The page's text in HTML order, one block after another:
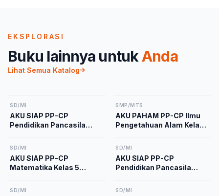
EKSPLORASI
Buku lainnya untukAnda
Lihat Semua Katalog
SD/MI
AKU SIAP PP-CP
Pendidikan Pancasila
Merdeka
SMP/MTS
AKU PAHAM PP-CP Ilmu
Pengetahuan Alam Kelas
SD/MI
AKU SIAP PP-CP
Matematika Kelas 5
SD/MI
AKU SIAP PP-CP
Pendidikan Pancasila
Merdeka
SD/MI SD/MI